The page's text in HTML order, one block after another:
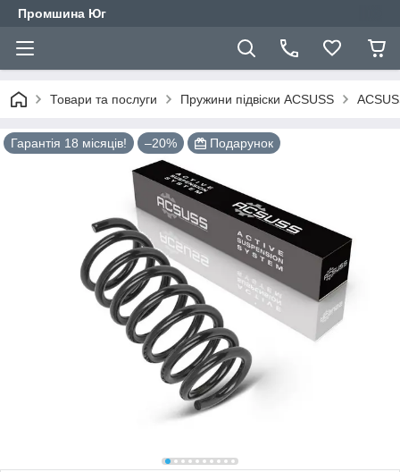
Промшина Юг
Товари та послуги Пружини підвіски ACSUSS
Гарантія 18 місяців! –20% Подарунок